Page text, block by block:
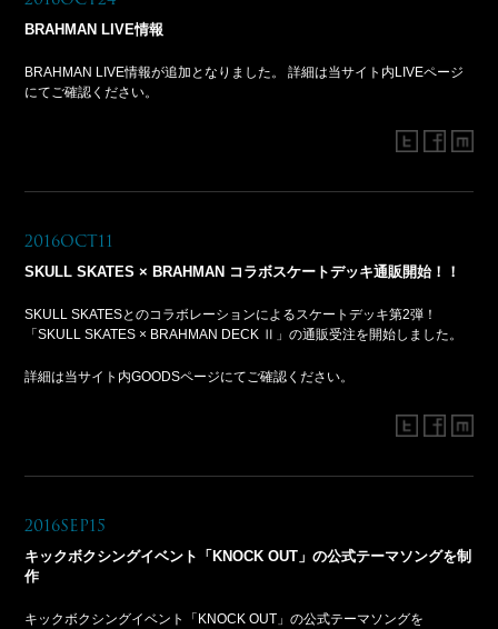
BRAHMAN LIVE情報
BRAHMAN LIVE情報が追加となりました。 詳細は当サイト内LIVEページ
にてご確認ください。
2016Oct11
SKULL SKATES × BRAHMAN コラボスケートデッキ通販開始！！
SKULL SKATESとのコラボレーションによるスケートデッキ第2弾！
「SKULL SKATES × BRAHMAN DECK Ⅱ」の通販受注を開始しました。
詳細は当サイト内GOODSページにてご確認ください。
2016Sep15
キックボクシングイベント「KNOCK OUT」の公式テーマソングを制
作
キックボクシングイベント「KNOCK OUT」の公式テーマソングを